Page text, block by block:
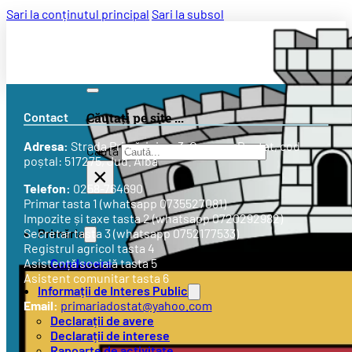
Sari la conținutul principal Sari la subsol
Căutați pe site ...
Caută
×
Primăria
Conducere
Informații de Interes Public
Declarații de avere
Declarații de interese
Contact
Adresa: StradaPrimăriei nr. 3, Comuna Doștat, cod
poștal: 517275, Jud. Alba
Telefon: 0258-764690
Primar tasta 1 (whatsapp 0735527081)
Impozite și taxe tasta 2 (whatsapp 0720292982)
Secretar tasta 3 (whatsapp 0752177533)
Registrul agricol tasta 4
Asistență socială tasta 5
Asistent comunitar tasta 6
Email: primariadostat@yahoo.com